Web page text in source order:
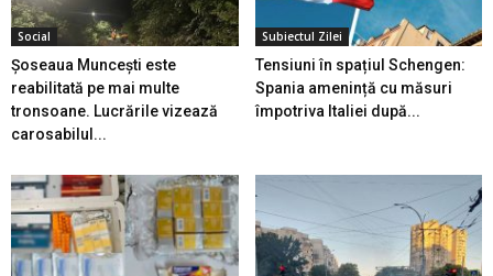
Social
Șoseaua Muncești este
reabilitată pe mai multe
tronsoane. Lucrările vizează
carosabilul...
Subiectul Zilei
Tensiuni în spațiul Schengen:
Spania amenință cu măsuri
împotriva Italiei după...